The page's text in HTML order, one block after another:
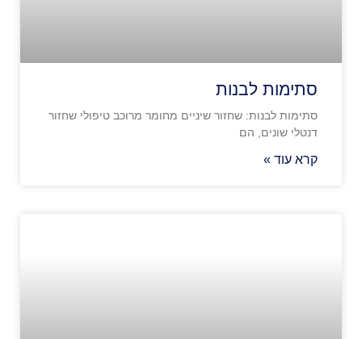
סתימות לבנות
סתימות לבנות: שחזור שיניים מחומר מרוכב טיפולי שחזור
דנטלי שונים, הם
קרא עוד »